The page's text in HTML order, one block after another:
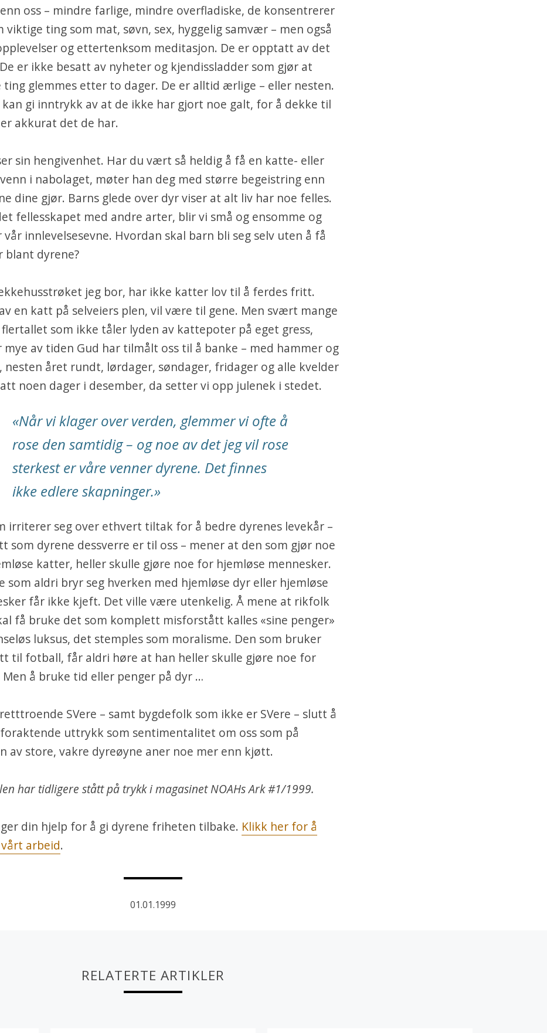
oss – mindre farlige, mindre overfladiske, de konsentrerer
viktige ting som mat, søvn, sex, hyggelig samvær – men også
og ettertenksom meditasjon. De er opptatt av det
er ikke besatt av nyheter og kjendissladder som gjør at
ting glemmes etter to dager. De er alltid ærlige – eller nesten.
gi inntrykk av at de ikke har gjort noe galt, for å dekke til
akkurat det de har.
sin hengivenhet. Har du vært så heldig å få en katte- eller
i nabolaget, møter han deg med større begeistring enn
dine gjør. Barns glede over dyr viser at alt liv har noe felles.
fellesskapet med andre arter, blir vi små og ensomme og
vår innlevelsesevne. Hvordan skal barn bli seg selv uten å få
blant dyrene?
jeg bor, har ikke katter lov til å ferdes fritt.
en katt på selveiers plen, vil være til gene. Men svært mange
som ikke tåler lyden av kattepoter på eget gress,
mye av tiden Gud har tilmålt oss til å banke – med hammer og
nesten året rundt, lørdager, søndager, fridager og alle kvelder
noen dager i desember, da setter vi opp julenek i stedet.
«Når vi klager over verden, glemmer vi ofte å
rose den samtidig – og noe av det jeg vil rose
sterkest er våre venner dyrene. Det finnes
ikke edlere skapninger.»
irriterer seg over ethvert tiltak for å bedre dyrenes levekår –
som dyrene dessverre er til oss – mener at den som gjør noe
katter, heller skulle gjøre noe for hjemløse mennesker.
som aldri bryr seg hverken med hjemløse dyr eller hjemløse
får ikke kjeft. Det ville være utenkelig. Å mene at rikfolk
få bruke det som komplett misforstått kalles «sine penger»
luksus, det stemples som moralisme. Den som bruker
til fotball, får aldri høre at han heller skulle gjøre noe for
Men å bruke tid eller penger på dyr …
SVere – samt bygdefolk som ikke er SVere – slutt å
uttrykk som sentimentalitet om oss som på
av store, vakre dyreøyne aner noe mer enn kjøtt.
har tidligere stått på trykk i magasinet NOAHs Ark #1/1999.
din hjelp for å gi dyrene friheten tilbake. Klikk her for å
arbeid.
01.01.1999
RELATERTE ARTIKLER